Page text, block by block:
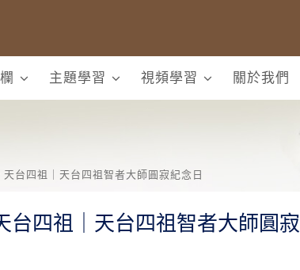
主題學習 視頻學習 關於我們
台四祖｜天台四祖智者大師圓寂紀念日
台四祖｜天台四祖智者大師圓寂